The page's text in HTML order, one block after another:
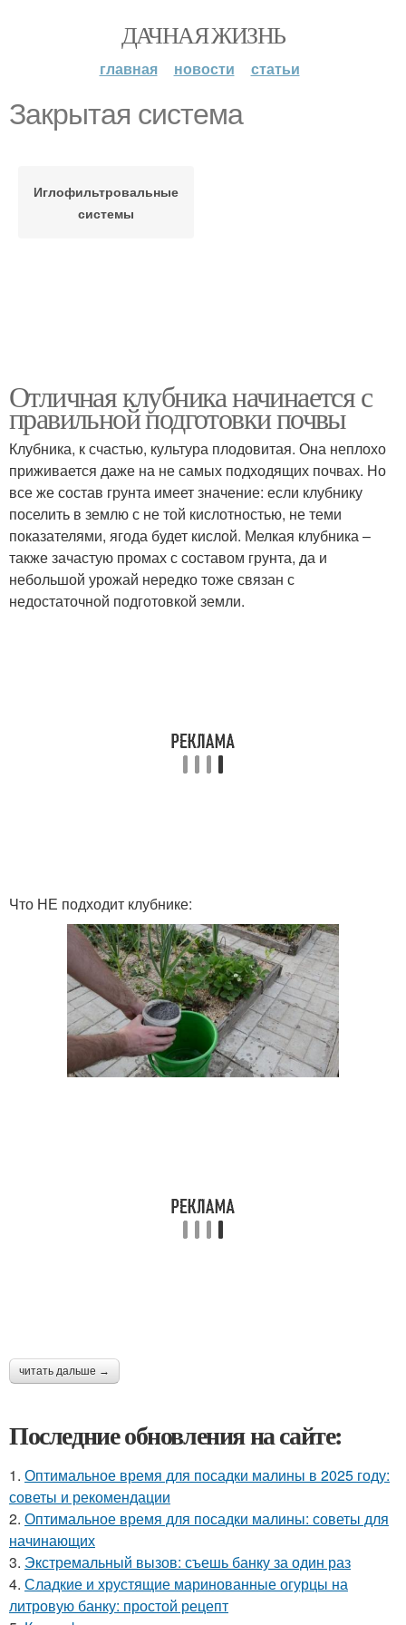
ДАЧНАЯ ЖИЗНЬ
главная новости статьи
Закрытая система
Иглофильтровальные
системы
Отличная клубника начинается с
правильной подготовки почвы
Клубника, к счастью, культура плодовитая. Она неплохо
приживается даже на не самых подходящих почвах. Но
все же состав грунта имеет значение: если клубнику
поселить в землю с не той кислотностью, не теми
показателями, ягода будет кислой. Мелкая клубника –
также зачастую промах с составом грунта, да и
небольшой урожай нередко тоже связан с
недостаточной подготовкой земли.
Что НЕ подходит клубнике:
читать дальше →
Последние обновления на сайте:
1. Оптимальное время для посадки малины в 2025 году:
советы и рекомендации
2. Оптимальное время для посадки малины: советы для
начинающих
3. Экстремальный вызов: съешь банку за один раз
4. Сладкие и хрустящие маринованные огурцы на
литровую банку: простой рецепт